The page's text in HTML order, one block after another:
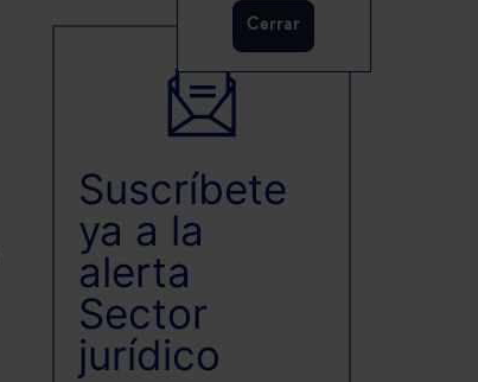
Cerrar
Suscríbete
ya a la
alerta
Sector
jurídico